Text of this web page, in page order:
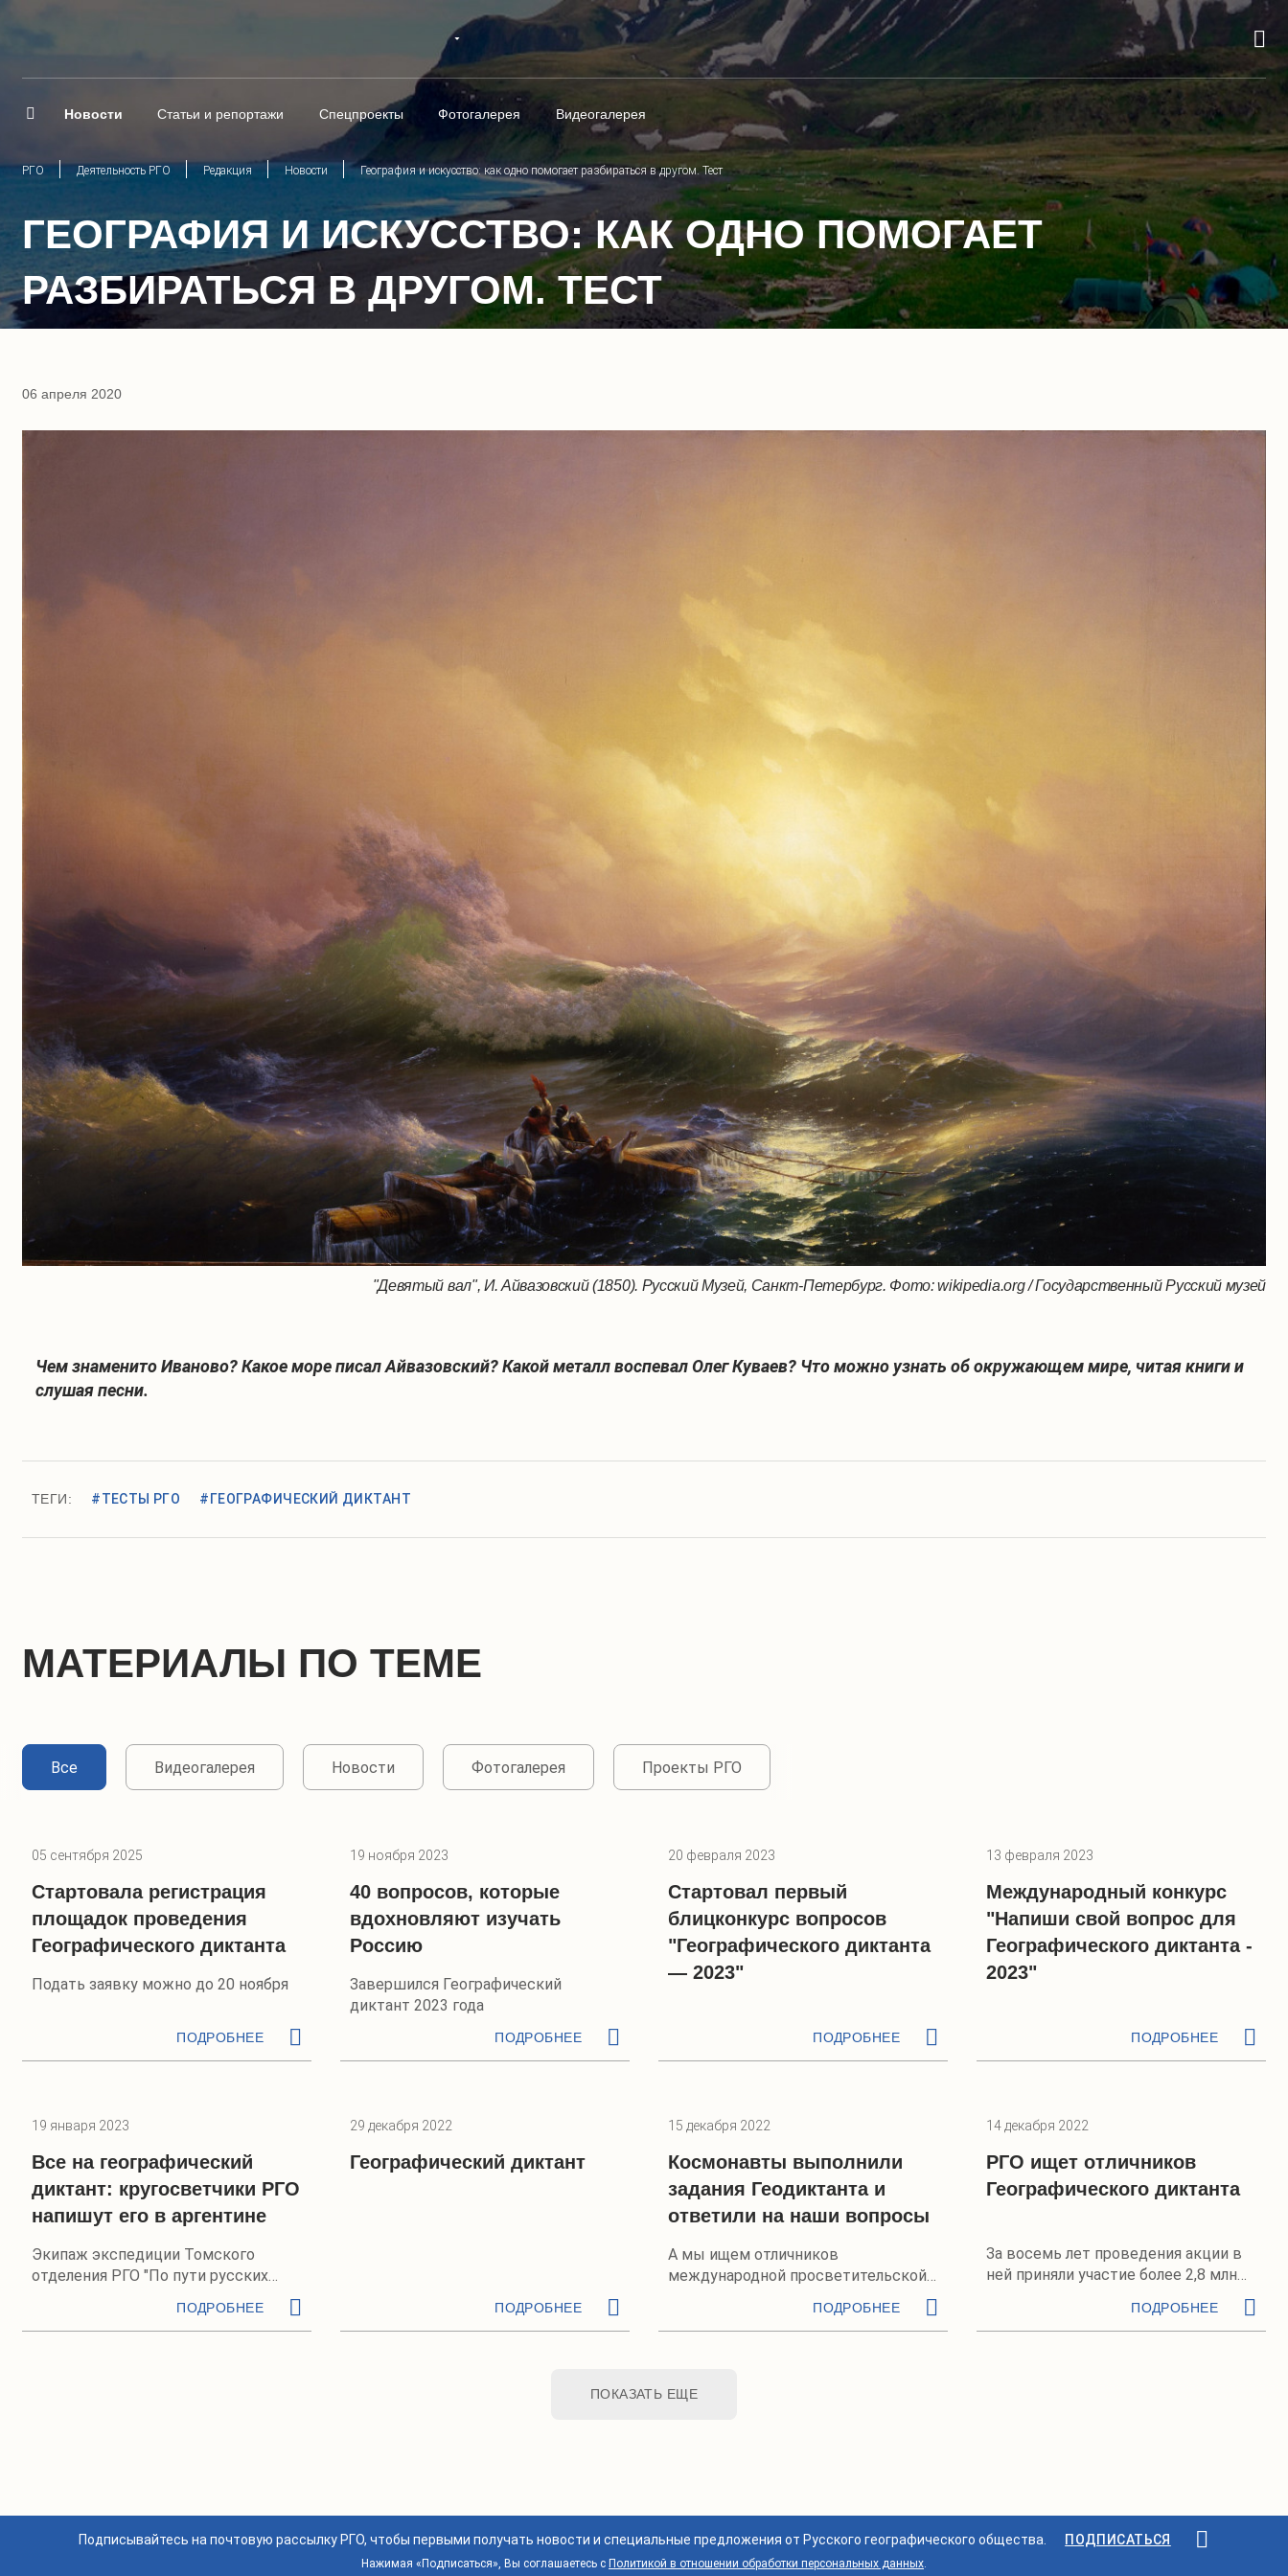
Новости Статьи и репортажи Спецпроекты Фотогалерея Видеогалерея
РГО Деятельность РГО Редакция Новости География и искусство: как одно помогает разбираться в другом. Тест
ГЕОГРАФИЯ И ИСКУССТВО: КАК ОДНО ПОМОГАЕТ
РАЗБИРАТЬСЯ В ДРУГОМ. ТЕСТ
06 апреля 2020
"Девятый вал", И. Айвазовский (1850). Русский Музей, Санкт-Петербург. Фото: wikipedia.org / Государственный Русский музей
Чем знаменито Иваново? Какое море писал Айвазовский? Какой металл воспевал Олег Куваев? Что можно узнать об окружающем мире, читая книги и
слушая песни.
ТЕГИ: #ТЕСТЫ РГО #ГЕОГРАФИЧЕСКИЙ ДИКТАНТ
МАТЕРИАЛЫ ПО ТЕМЕ
Все Видеогалерея Новости Фотогалерея Проекты РГО
05 сентября 2025
Стартовала регистрация
площадок проведения
Географического диктанта
Подать заявку можно до 20 ноября
ПОДРОБНЕЕ
19 ноября 2023
40 вопросов, которые
вдохновляют изучать
Россию
Завершился Географический
диктант 2023 года
ПОДРОБНЕЕ
20 февраля 2023
Стартовал первый
блицконкурс вопросов
"Географического диктанта
— 2023"
ПОДРОБНЕЕ
13 февраля 2023
Международный конкурс
"Напиши свой вопрос для
Географического диктанта -
2023"
ПОДРОБНЕЕ
19 января 2023
Все на географический
диктант: кругосветчики РГО
напишут его в аргентине
Экипаж экспедиции Томского
отделения РГО "По пути русских
сейчас находится в Аргентине.
Географический диктант. И мы его
ПОДРОБНЕЕ
29 декабря 2022
Географический диктант
ПОДРОБНЕЕ
15 декабря 2022
Космонавты выполнили
задания Геодиктанта и
ответили на наши вопросы
А мы ищем отличников
международной просветительской
ПОДРОБНЕЕ
14 декабря 2022
РГО ищет отличников
Географического диктанта
За восемь лет проведения акции в
ней приняли участие более 2,8 млн
ПОДРОБНЕЕ
ПОКАЗАТЬ ЕЩЕ
Подписывайтесь на почтовую рассылку РГО, чтобы первыми получать новости и специальные предложения от Русского географического общества. ПОДПИСАТЬСЯ
Нажимая «Подписаться», Вы соглашаетесь с Политикой в отношении обработки персональных данных.